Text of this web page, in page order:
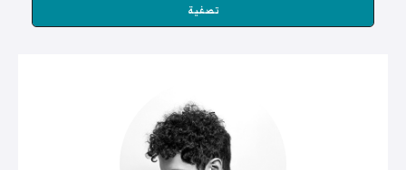
تصفية